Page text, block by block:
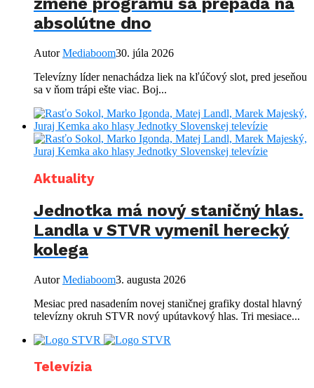
absolútne dno
AutorMediaboom30. júla 2026
Televízny líder nenachádza liek na kľúčový slot, pred jeseňou
sa v ňom trápi ešte viac. Boj...
Aktuality
Jednotka má nový staničný hlas.
Landla v STVR vymenil herecký
kolega
AutorMediaboom3. augusta 2026
Mesiac pred nasadením novej staničnej grafiky dostal hlavný
televízny okruh STVR nový upútavkový hlas. Tri mesiace...
Televízia